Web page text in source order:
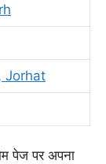
Jorhat
पेज पर अपना